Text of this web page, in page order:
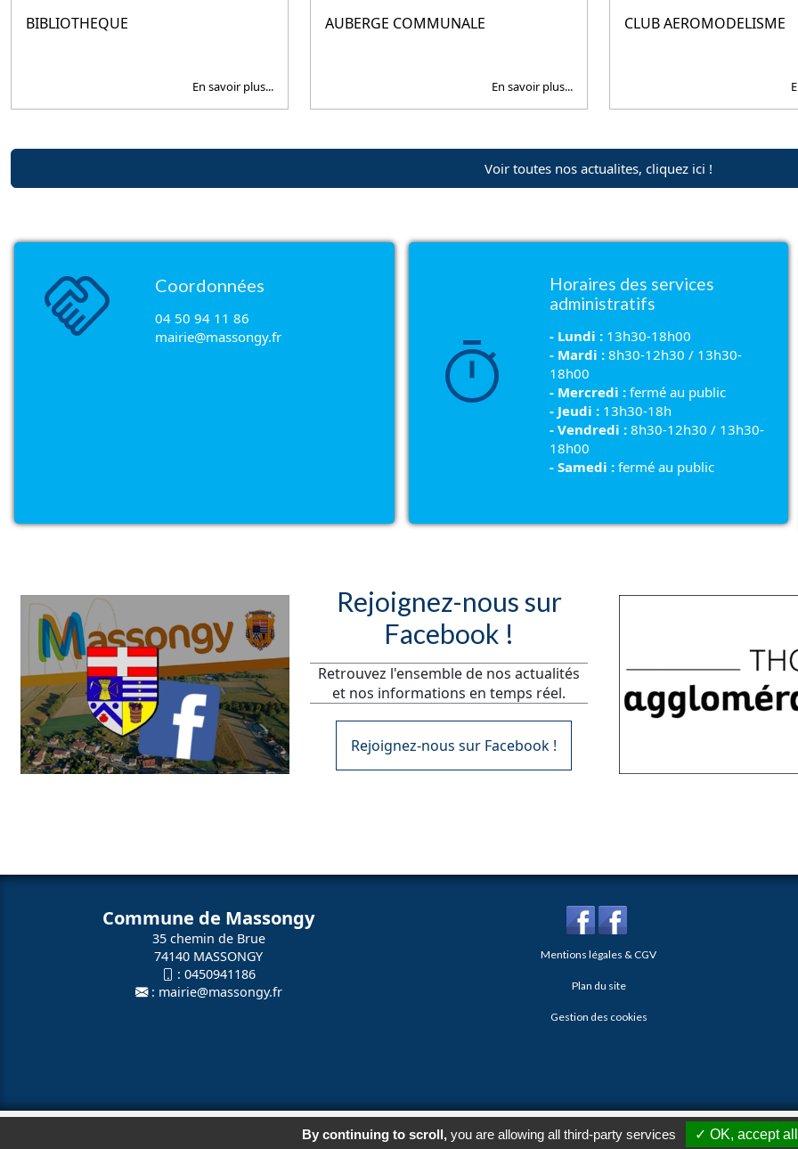
BIBLIOTHEQUE
En savoir plus...
AUBERGE COMMUNALE
En savoir plus...
CLUB AEROMODELISME
Voir toutes nos actualites, cliquez ici !
handshake Coordonnées
04 50 94 11 86
mairie@massongy.fr
timer
Horaires des services
administratifs
- Lundi :13h30-18h00
- Mardi :8h30-12h30 / 13h30-
18h00
- Mercredi : fermé au public
- Jeudi :13h30-18h
- Vendredi :8h30-12h30 / 13h30-
18h00
- Samedi : fermé au public
Rejoignez-nous sur
Facebook !
Retrouvez l'ensemble de nos actualités
et nos informations en temps réel.
Rejoignez-nous sur Facebook !
Commune de Massongy
35 chemin de Brue
74140 MASSONGY
: 0450941186
: mairie@massongy.fr
Mentions légales & CGV
Plan du site
Gestion des cookies
Agence Web Thonon Les Bains - Référencement Google Thonon Les Bains Clic And Go création
By continuing to scroll,you are allowing all third-party services ✓ OK, accept all